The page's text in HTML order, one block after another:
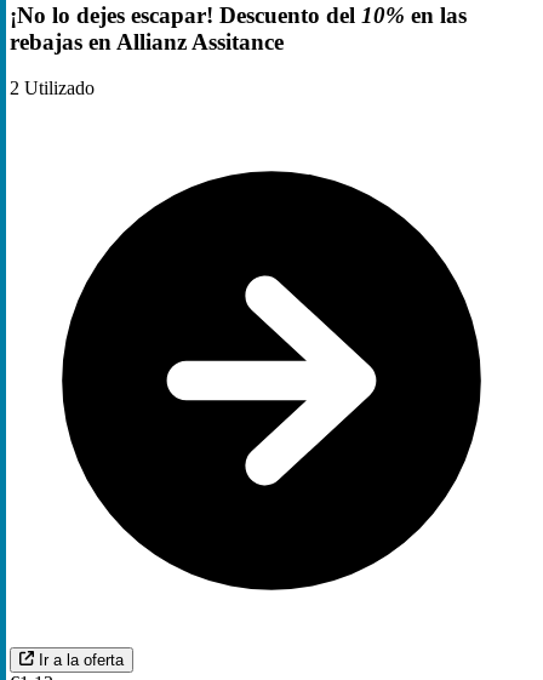
¡No lo dejes escapar! Descuento del 10% en las
rebajas en Allianz Assitance
2 Utilizado
Ir a la oferta